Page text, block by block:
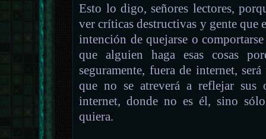
Esto lo digo, señores lectores,
ver críticas destructivas y gente que
intención de quejarse o
que alguien haga esas cosas
seguramente, fuera de internet,
que no se atreverá a reflejar
internet, donde no es él, sino
quiera.